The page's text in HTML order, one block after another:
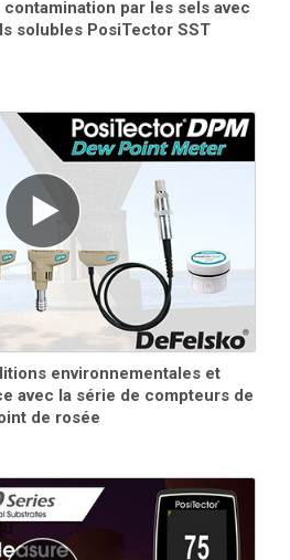
le fonctionnement des jauges
PTB.
En savoir plus
pratique pour transporter un
et plusieurs sondes
par les sels avec
solubles PosiTector SST
environnementales et
avec la série de compteurs de
de rosée